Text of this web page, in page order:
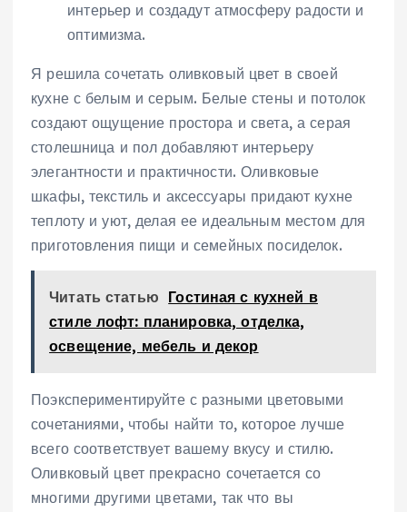
интерьер и создадут атмосферу радости и
оптимизма.
Я решила сочетать оливковый цвет в своей
кухне с белым и серым. Белые стены и потолок
создают ощущение простора и света, а серая
столешница и пол добавляют интерьеру
элегантности и практичности. Оливковые
шкафы, текстиль и аксессуары придают кухне
теплоту и уют, делая ее идеальным местом для
приготовления пищи и семейных посиделок.
Читать статью Гостиная с кухней в
стиле лофт: планировка, отделка,
освещение, мебель и декор
Поэкспериментируйте с разными цветовыми
сочетаниями, чтобы найти то, которое лучше
всего соответствует вашему вкусу и стилю.
Оливковый цвет прекрасно сочетается со
многими другими цветами, так что вы